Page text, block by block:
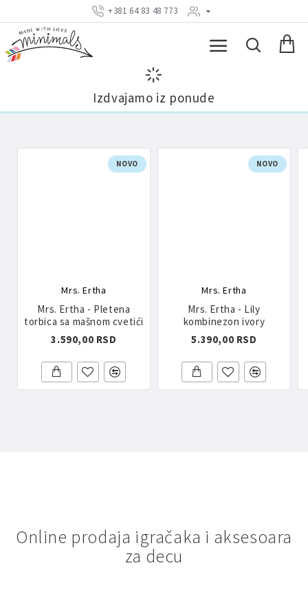
+381 64 83 48 773
Izdvajamo iz ponude
NOVO
Mrs. Ertha
Mrs. Ertha - Pletena
torbica sa mašnom cvetići
3.590,00 RSD
NOVO
Mrs. Ertha
Mrs. Ertha - Lily
kombinezon ivory
5.390,00 RSD
Online prodaja igračaka i aksesoara
za decu